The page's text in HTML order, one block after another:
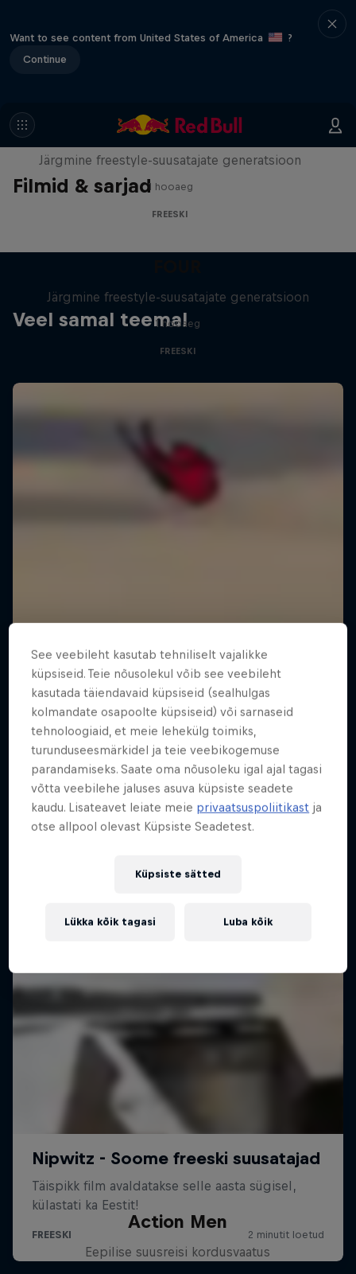
Want to see content from United States of America
?
Continue
Filmid & sarjad
FOUR
Järgmine freestyle-suusatajate generatsioon
1 hooaeg
FREESKI
Veel samal teemal
Järgmine freestyle-suusatajate generatsioon
1 hooaeg
FREESKI
The Collective
Uus suusafilm Faction Skis'ilt, kus astub üles ka
Kelly Sildaru
SUUSATAMINE
Action Men
Eepilise suusreisi kordusvaatus
See veebileht kasutab tehniliselt vajalikke
küpsiseid. Teie nõusolekul võib see veebileht
kasutada täiendavaid küpsiseid (sealhulgas
kolmandate osapoolte küpsiseid) või sarnaseid
tehnoloogiaid, et meie lehekülg toimiks,
turunduseesmärkidel ja teie veebikogemuse
parandamiseks. Saate oma nõusoleku igal ajal tagasi
võtta veebilehe jaluses asuva küpsiste seadete
kaudu. Lisateavet leiate meie privaatsuspoliitikast ja
otse allpool olevast Küpsiste Seadetest.
Küpsiste sätted
Lükka kõik tagasi Luba kõik